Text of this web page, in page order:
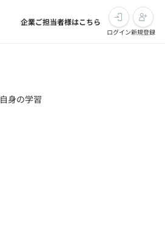
企業ご担当者様はこちら
ログイン新規登録
身の学習